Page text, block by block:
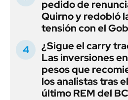
pedido de
Quirno y redobló
tensión con el
¿Sigue el carry
Las inversiones en
pesos que
los analistas tras el
último REM del